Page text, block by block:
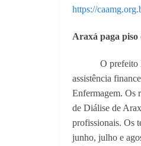
https://
Araxá paga piso
O prefeito
assistência
Enfermagem. Os
de Diálise de
profissionais. Os
junho, julho e